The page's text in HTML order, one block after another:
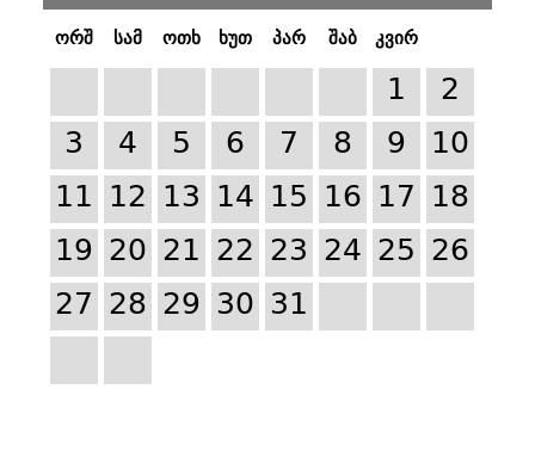
ორშ სამ ოთხ ხუთ პარ შაბ კვირ
1
2
3
4 5 6 7 8 9
10
11 12 13 14 15 16 17 18
19 20 21 22 23 24 25 26
27 28 29 30 31